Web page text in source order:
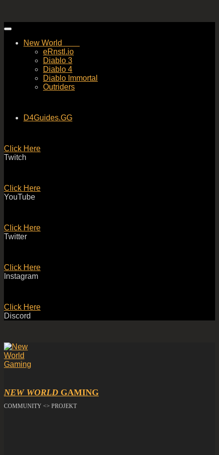
Skip
contentNew World
eRnstl.io
Diablo 3
Diablo 4
Diablo Immortal
Outriders
D4Guides.GG
Click Here
Twitch
Click Here
YouTube
Click Here
Twitter
Click Here
Instagram
Click Here
Discord
NEW WORLD GAMING
COMMUNITY <> PROJEKT